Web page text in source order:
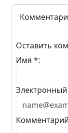
Оставить
Имя *: